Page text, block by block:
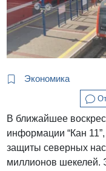
Экономика
В ближайшее
информации “Кан
защиты северных
миллионов шекелей.